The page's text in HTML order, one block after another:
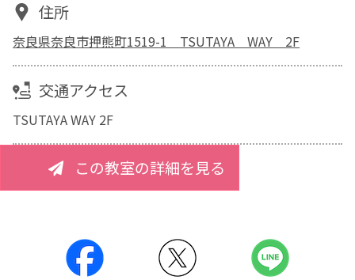
住所
奈良県奈良市押熊町1519-1 TSUTAYA WAY 2F
交通アクセス
TSUTAYA WAY 2F
この教室の詳細を見る